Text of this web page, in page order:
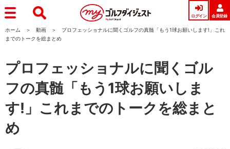
ログイン 会員登録
ホーム 動画
プロフェッショナルに聞くゴルフの真髄「もう1球お願いします!」これ
までのトークを総まとめ
プロフェッショナルに聞くゴル
フの真髄「もう1球お願いしま
す!」これまでのトークを総まと
め